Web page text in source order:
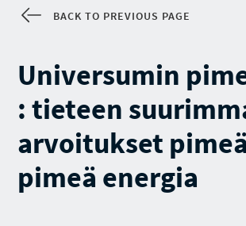
BACK TO PREVIOUS PAGE
Universumin
: tieteen
arvoitukset
pimeä energia